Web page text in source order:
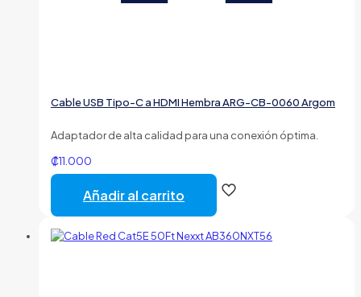
Cable USB Tipo-C a HDMI Hembra ARG-CB-0060 Argom
Adaptador de alta calidad para una conexión óptima.
₡11.000
Añadir al carrito